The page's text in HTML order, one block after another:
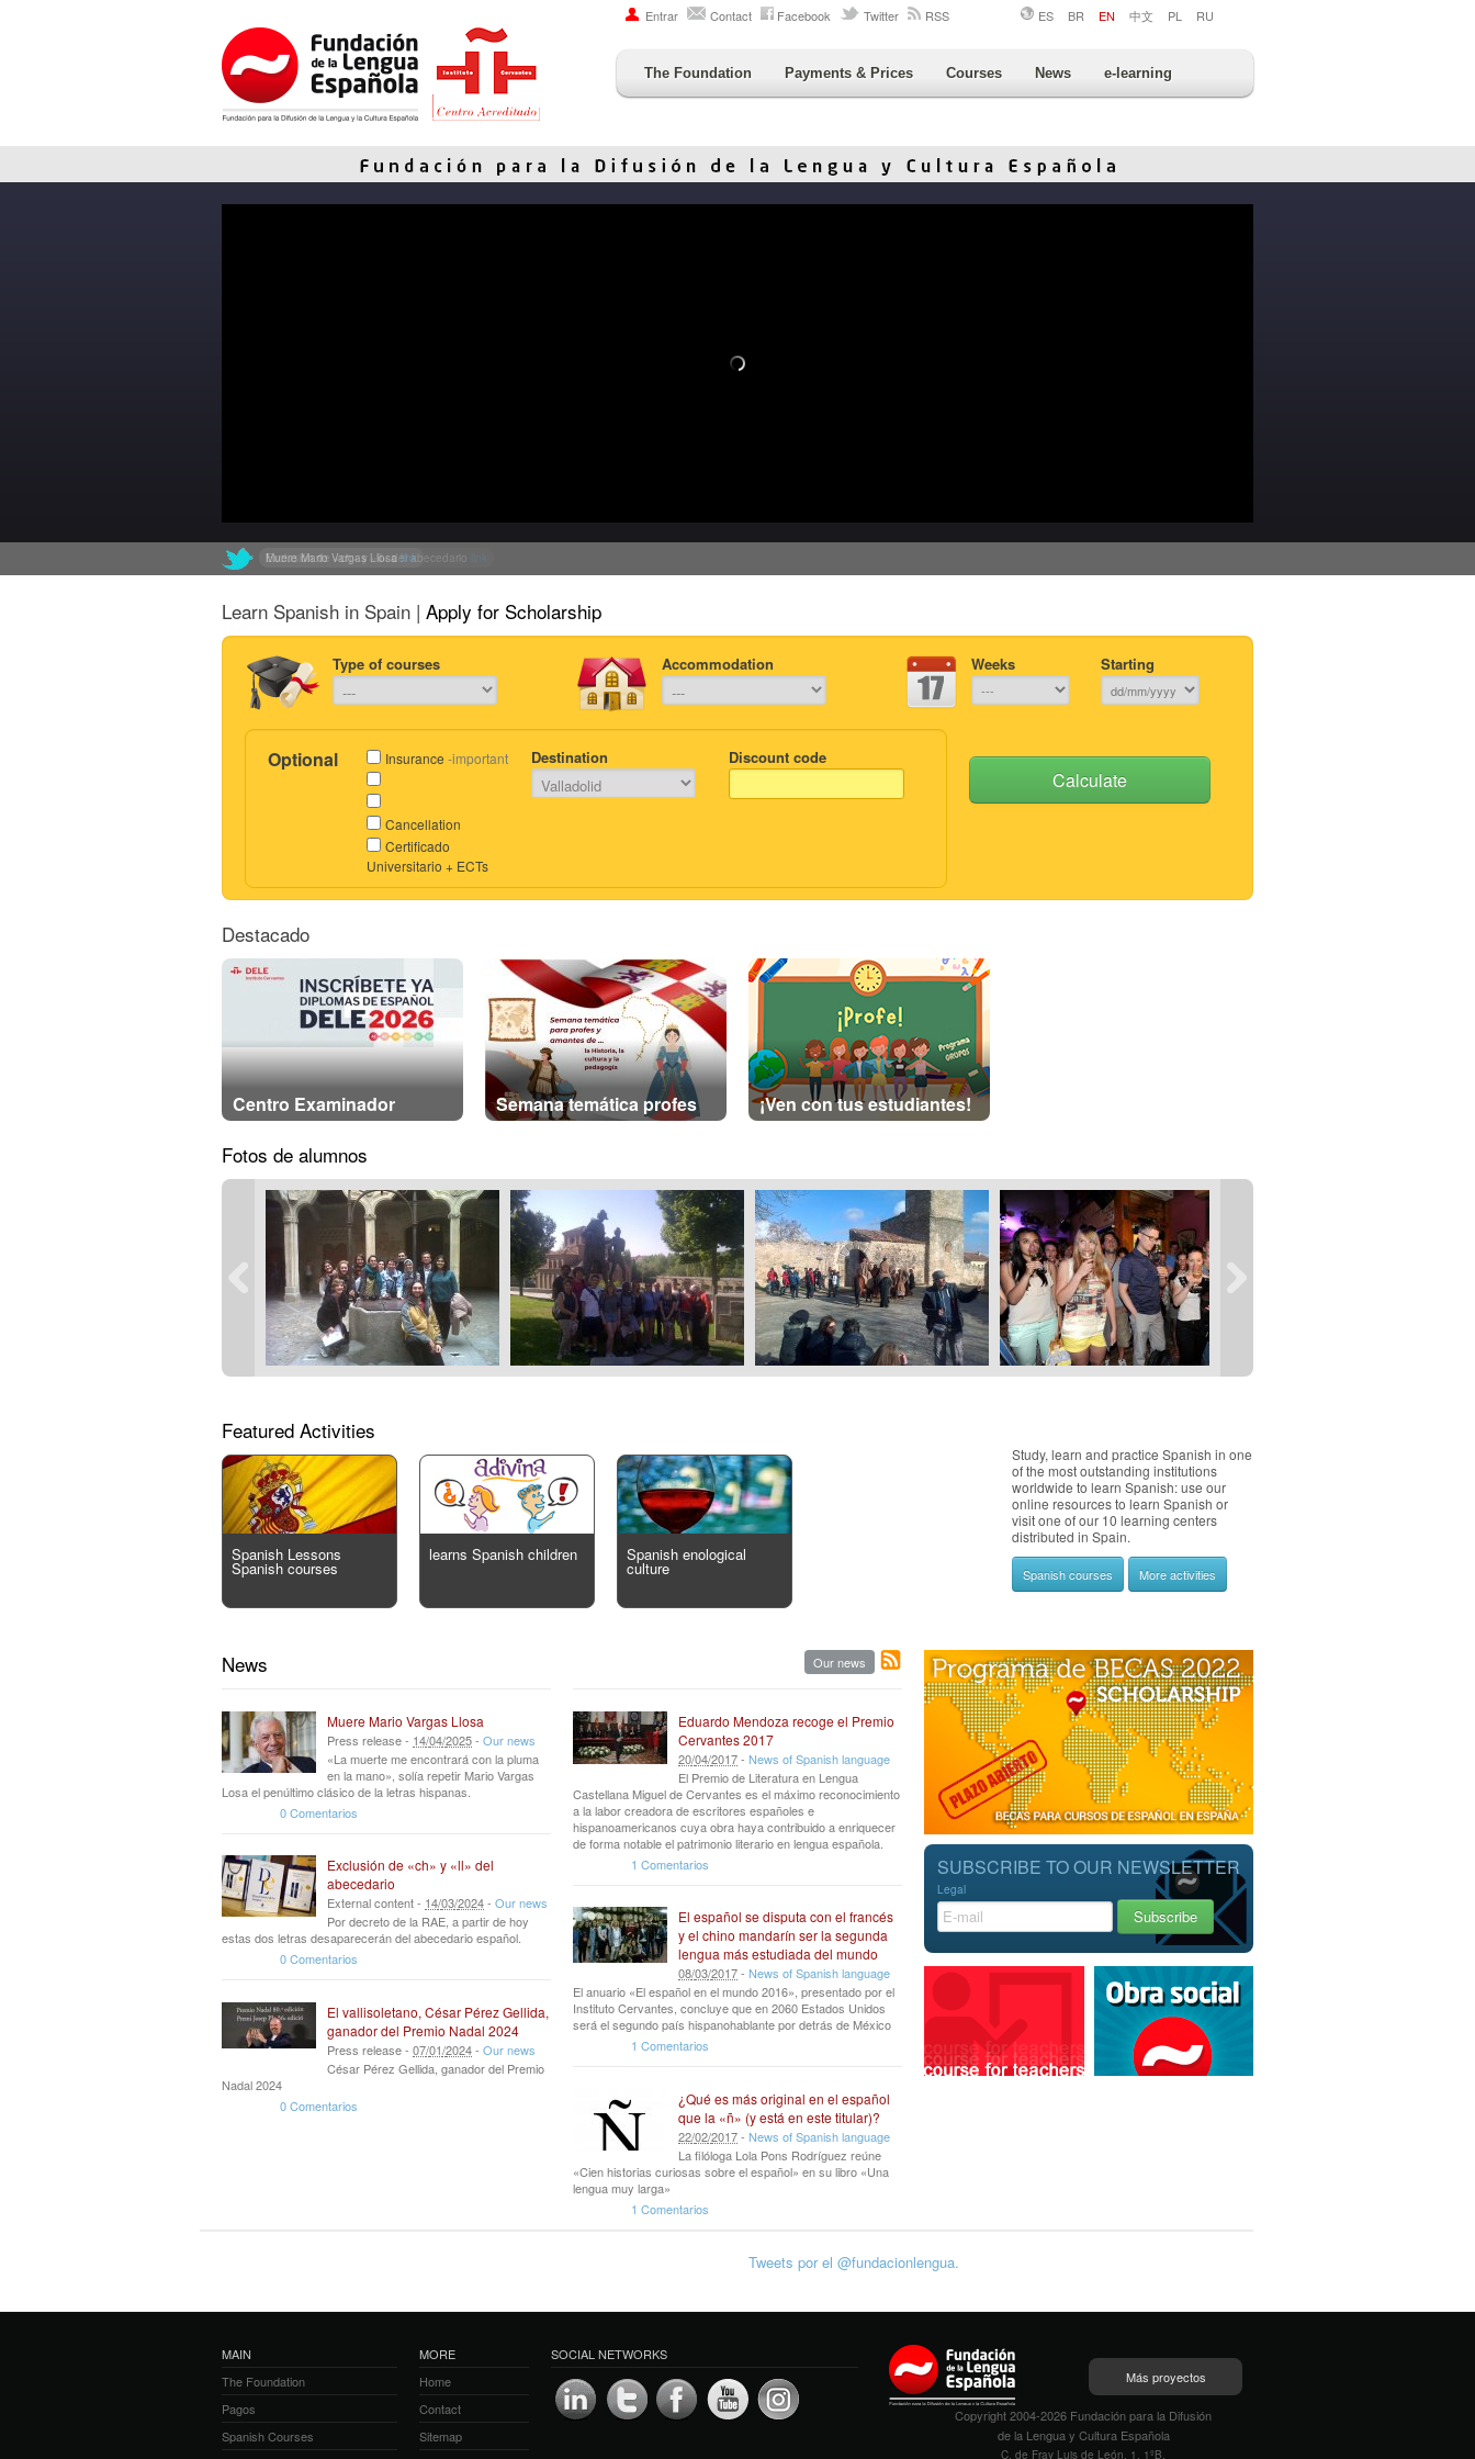
Entrar Contact Facebook Twitter RSS ES BR EN 中文 PL RU
The Foundation Payments & Prices Courses News e-learning
Muere Mario Vargas Llosa link
Exclusión de «ch» y «ll» del abecedario
Learn Spanish in Spain | Apply for Scholarship
Type of courses Accommodation Weeks Starting
Optional Insurance -important
Cancellation
Certificado
Universitario + ECTs
Destination Discount code
Calculate
Destacado
Centro Examinador Semana temática profes ¡Ven con tus estudiantes!
Fotos de alumnos
Featured Activities
Spanish Lessons
Spanish courses
learns Spanish children Spanish enological
culture
Study, learn and practice Spanish in one
of the most outstanding institutions
worldwide to learn Spanish: use our
online resources to learn Spanish or
visit one of our 10 learning centers
distributed in Spain.
Spanish courses More activities
Our news
News
Muere Mario Vargas Llosa
Press release - 14/04/2025- Our news
«La muerte me encontrará con la pluma
en la mano», solía repetir Mario Vargas
Losa el penúltimo clásico de la letras hispanas.
0 Comentarios
Exclusión de «ch» y «ll» del
abecedario
External content - 14/03/2024- Our news
Por decreto de la RAE, a partir de hoy
estas dos letras desaparecerán del abecedario español.
0 Comentarios
El vallisoletano, César Pérez Gellida,
ganador del Premio Nadal 2024
Press release - 07/01/2024- Our news
César Pérez Gellida, ganador del Premio
Nadal 2024
0 Comentarios
Eduardo Mendoza recoge el Premio
Cervantes 2017
20/04/2017- News of Spanish language
El Premio de Literatura en Lengua
Castellana Miguel de Cervantes es el máximo reconocimiento
a la labor creadora de escritores españoles e
hispanoamericanos cuya obra haya contribuido a enriquecer
de forma notable el patrimonio literario en lengua española.
1 Comentarios
El español se disputa con el francés
y el chino mandarín ser la segunda
lengua más estudiada del mundo
08/03/2017- News of Spanish language
El anuario «El español en el mundo 2016», presentado por el
Instituto Cervantes, concluye que en 2060 Estados Unidos
será el segundo país hispanohablante por detrás de México
1 Comentarios
¿Qué es más original en el español
que la «ñ» (y está en este titular)?
22/02/2017- News of Spanish language
La filóloga Lola Pons Rodríguez reúne
«Cien historias curiosas sobre el español» en su libro «Una
lengua muy larga»
1 Comentarios
SUBSCRIBE TO OUR NEWSLETTER
Legal
Tweets por el @fundacionlengua.
MAIN
The Foundation
Pagos
Spanish Courses
MORE
Home
Contact
Sitemap
SOCIAL NETWORKS
Más proyectos
Copyright 2004-2026 Fundación para la Difusión
de la Lengua y Cultura Española
C. de Fray Luis de León, 1, 1ºB,